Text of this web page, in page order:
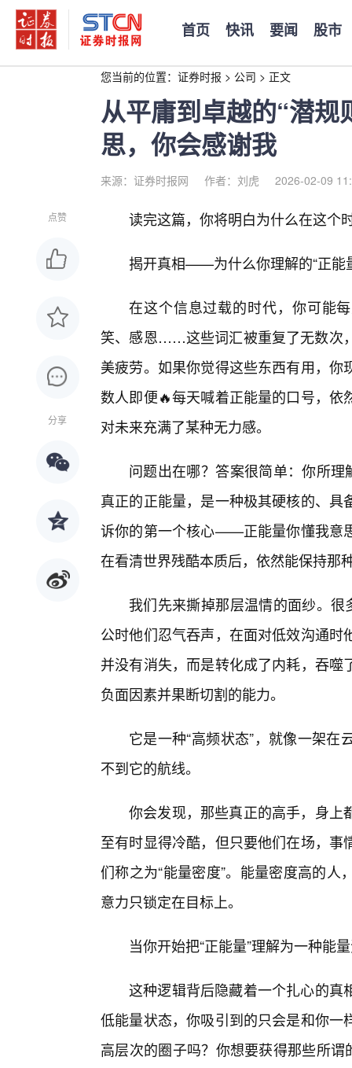
首页 快讯 要闻 股市
您当前的位置： 证券时报 > 公司 > 正文
从平庸到卓越的“潜
思，你会感谢我
来源：证券时报网 作者：刘虎 2026-02-09
点赞
分享
读完这篇，你将明白为什么在这个
揭开真相——为什么你理解的“正能
在这个信息过载的时代，你可能
笑、感恩……这些词汇被重复了无数次
美疲劳。如果你觉得这些东西有用，
数人即便🔥每天喊着正能量的口号，
对未来充满了某种无力感。
问题出在哪？答案很简单：你所理
真正的正能量，是一种极其硬核的、
诉你的第一个核心——正能量你懂我意
在看清世界残酷本质后，依然能保持那
我们先来撕掉那层温情的面纱。很
公时他们忍气吞声，在面对低效沟通
并没有消失，而是转化成了内耗，吞
负面因素并果断切割的能力。
它是一种“高频状态”，就像一架
不到它的航线。
你会发现，那些真正的高手，身上
至有时显得冷酷，但只要他们在场，
们称之为“能量密度”。能量密度高的
意力只锁定在目标上。
当你开始把“正能量”理解为一种能
这种逻辑背后隐藏着一个扎心的真
低能量状态，你吸引到的只会是和你
高层次的圈子吗？你想要获得那些所